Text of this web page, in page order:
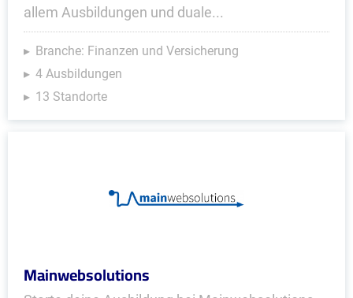
allem Ausbildungen und duale...
Branche: Finanzen und Versicherung
4 Ausbildungen
13 Standorte
Mainwebsolutions